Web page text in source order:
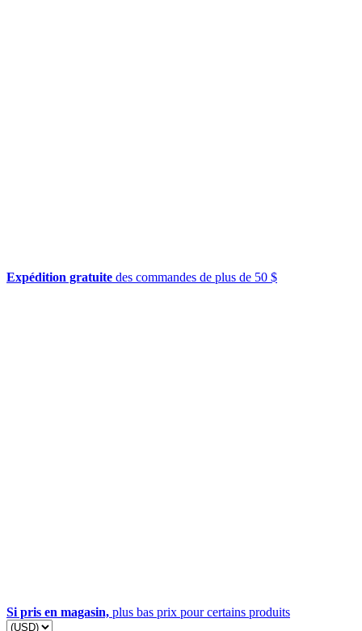
Expédition gratuite des commandes de plus de 50 $
Si pris en magasin, plus bas prix pour certains produits